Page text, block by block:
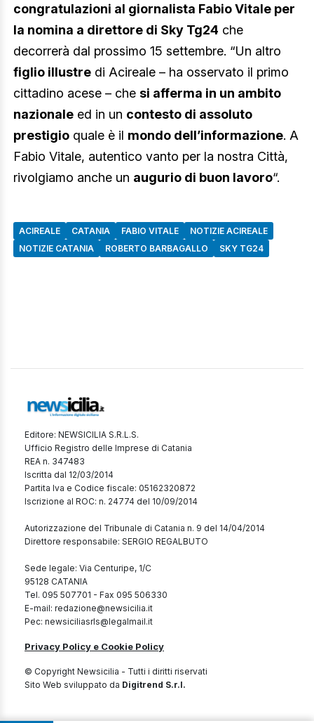
congratulazioni al giornalista Fabio Vitale per
la nomina a direttore di Sky Tg24 che
decorrerà dal prossimo 15 settembre. “Un altro
figlio illustre di Acireale – ha osservato il primo
cittadino acese – che si afferma in un ambito
nazionale ed in un contesto di assoluto
prestigio quale è il mondo dell’informazione. A
Fabio Vitale, autentico vanto per la nostra Città,
rivolgiamo anche un augurio di buon lavoro“.
ACIREALE CATANIA FABIO VITALE
NOTIZIE ACIREALE
NOTIZIE CATANIA
ROBERTO BARBAGALLO SKY TG24
Editore: NEWSICILIA S.R.L.S.
Ufficio Registro delle Imprese di Catania
REA n. 347483
Iscritta dal 12/03/2014
Partita Iva e Codice fiscale: 05162320872
Iscrizione al ROC: n. 24774 del 10/09/2014
Autorizzazione del Tribunale di Catania n. 9 del 14/04/2014
Direttore responsabile: SERGIO REGALBUTO
Sede legale: Via Centuripe, 1/C
95128 CATANIA
Tel. 095 507701 - Fax 095 506330
E-mail: redazione@newsicilia.it
Pec: newsiciliasrls@legalmail.it
Privacy Policy e Cookie Policy
© Copyright Newsicilia - Tutti i diritti riservati
Sito Web sviluppato da Digitrend S.r.l.